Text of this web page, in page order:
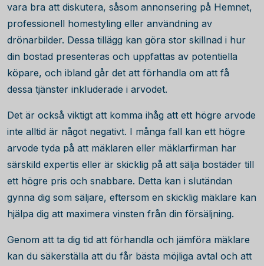
vara bra att diskutera, såsom annonsering på Hemnet,
professionell homestyling eller användning av
drönarbilder. Dessa tillägg kan göra stor skillnad i hur
din bostad presenteras och uppfattas av potentiella
köpare, och ibland går det att förhandla om att få
dessa tjänster inkluderade i arvodet.
Det är också viktigt att komma ihåg att ett högre arvode
inte alltid är något negativt. I många fall kan ett högre
arvode tyda på att mäklaren eller mäklarfirman har
särskild expertis eller är skicklig på att sälja bostäder till
ett högre pris och snabbare. Detta kan i slutändan
gynna dig som säljare, eftersom en skicklig mäklare kan
hjälpa dig att maximera vinsten från din försäljning.
Genom att ta dig tid att förhandla och jämföra mäklare
kan du säkerställa att du får bästa möjliga avtal och att